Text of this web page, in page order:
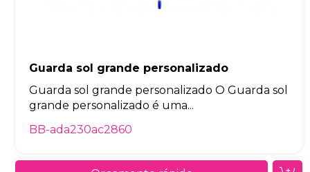
Guarda sol grande personalizado
Guarda sol grande personalizado O Guarda sol
grande personalizado é uma...
BB-ada230ac2860